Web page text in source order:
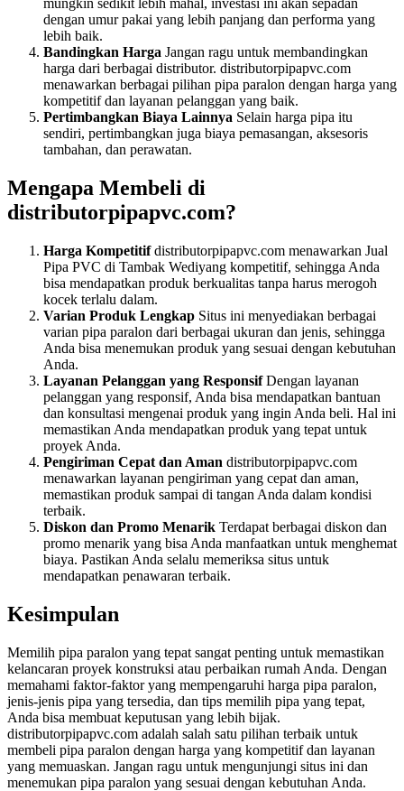
mungkin sedikit lebih mahal, investasi ini akan sepadan
dengan umur pakai yang lebih panjang dan performa yang
lebih baik.
Bandingkan Harga Jangan ragu untuk membandingkan
harga dari berbagai distributor. distributorpipapvc.com
menawarkan berbagai pilihan pipa paralon dengan harga yang
kompetitif dan layanan pelanggan yang baik.
Pertimbangkan Biaya Lainnya Selain harga pipa itu
sendiri, pertimbangkan juga biaya pemasangan, aksesoris
tambahan, dan perawatan.
Mengapa Membeli di
distributorpipapvc.com?
Harga Kompetitifdistributorpipapvc.com menawarkan Jual
Pipa PVC di Tambak Wediyang kompetitif, sehingga Anda
bisa mendapatkan produk berkualitas tanpa harus merogoh
kocek terlalu dalam.
Varian Produk Lengkap Situs ini menyediakan berbagai
varian pipa paralon dari berbagai ukuran dan jenis, sehingga
Anda bisa menemukan produk yang sesuai dengan kebutuhan
Anda.
Layanan Pelanggan yang ResponsifDengan layanan
pelanggan yang responsif, Anda bisa mendapatkan bantuan
dan konsultasi mengenai produk yang ingin Anda beli. Hal ini
memastikan Anda mendapatkan produk yang tepat untuk
proyek Anda.
Pengiriman Cepat dan Aman distributorpipapvc.com
menawarkan layanan pengiriman yang cepat dan aman,
memastikan produk sampai di tangan Anda dalam kondisi
terbaik.
Diskon dan Promo Menarik Terdapat berbagai diskon dan
promo menarik yang bisa Anda manfaatkan untuk menghemat
biaya. Pastikan Anda selalu memeriksa situs untuk
mendapatkan penawaran terbaik.
Kesimpulan
Memilih pipa paralon yang tepat sangat penting untuk memastikan
kelancaran proyek konstruksi atau perbaikan rumah Anda. Dengan
memahami faktor-faktor yang mempengaruhi harga pipa paralon,
jenis-jenis pipa yang tersedia, dan tips memilih pipa yang tepat,
Anda bisa membuat keputusan yang lebih bijak.
distributorpipapvc.com adalah salah satu pilihan terbaik untuk
membeli pipa paralon dengan harga yang kompetitif dan layanan
yang memuaskan. Jangan ragu untuk mengunjungi situs ini dan
menemukan pipa paralon yang sesuai dengan kebutuhan Anda.